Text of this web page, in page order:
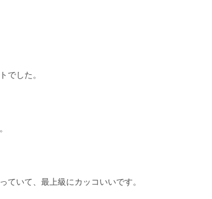
でした。
いて、最上級にカッコいいです。